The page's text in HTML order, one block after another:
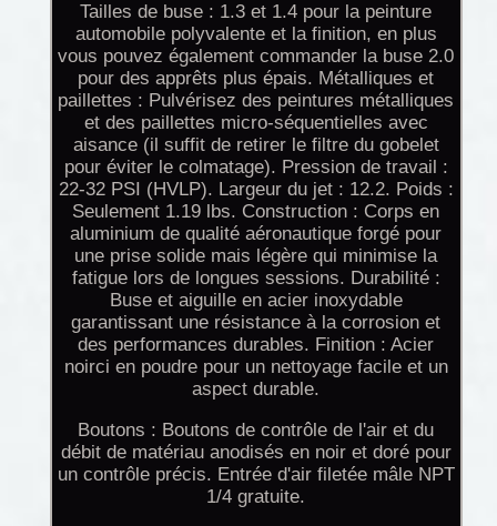
Tailles de buse : 1.3 et 1.4 pour la peinture
automobile polyvalente et la finition, en plus
vous pouvez également commander la buse 2.0
pour des apprêts plus épais. Métalliques et
paillettes : Pulvérisez des peintures métalliques
et des paillettes micro-séquentielles avec
aisance (il suffit de retirer le filtre du gobelet
pour éviter le colmatage). Pression de travail :
22-32 PSI (HVLP). Largeur du jet : 12.2. Poids :
Seulement 1.19 lbs. Construction : Corps en
aluminium de qualité aéronautique forgé pour
une prise solide mais légère qui minimise la
fatigue lors de longues sessions. Durabilité :
Buse et aiguille en acier inoxydable
garantissant une résistance à la corrosion et
des performances durables. Finition : Acier
noirci en poudre pour un nettoyage facile et un
aspect durable.
Boutons : Boutons de contrôle de l'air et du
débit de matériau anodisés en noir et doré pour
un contrôle précis. Entrée d'air filetée mâle NPT
1/4 gratuite.